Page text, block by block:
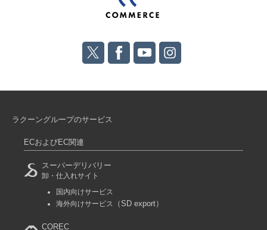
ラクーングループのサービス
ECおよびEC関連
スーパーデリバリー
卸・仕入れサイト
国内向けサービス
海外向けサービス
（SD export）
COREC